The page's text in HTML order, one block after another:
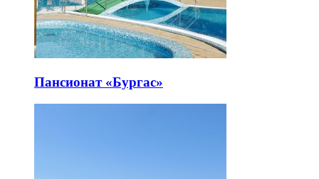
Пансионат «Бургас»